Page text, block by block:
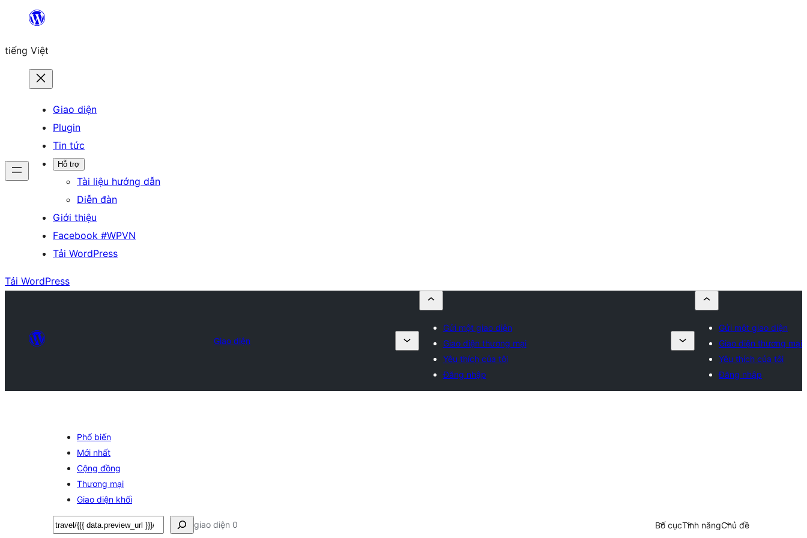
Chuyển
phần
tiếng Việt
Giao diện
Plugin
Tin tức
Hỗ trợ
Tài liệu hướng dẫn
Diễn đàn
Giới thiệu
Facebook #WPVN
Tải WordPress
Tải WordPress
Giao diện
Gửi một giao diện
Giao diện thương mại
Yêu thích của tôi
Đăng nhập
Gửi một giao diện
Giao diện thương mại
Yêu thích của tôi
Đăng nhập
Phổ biến
Mới nhất
Cộng đồng
Thương mại
Giao diện khối
Tìm
giao diện 0 Bố cụcTính năngChủ đề